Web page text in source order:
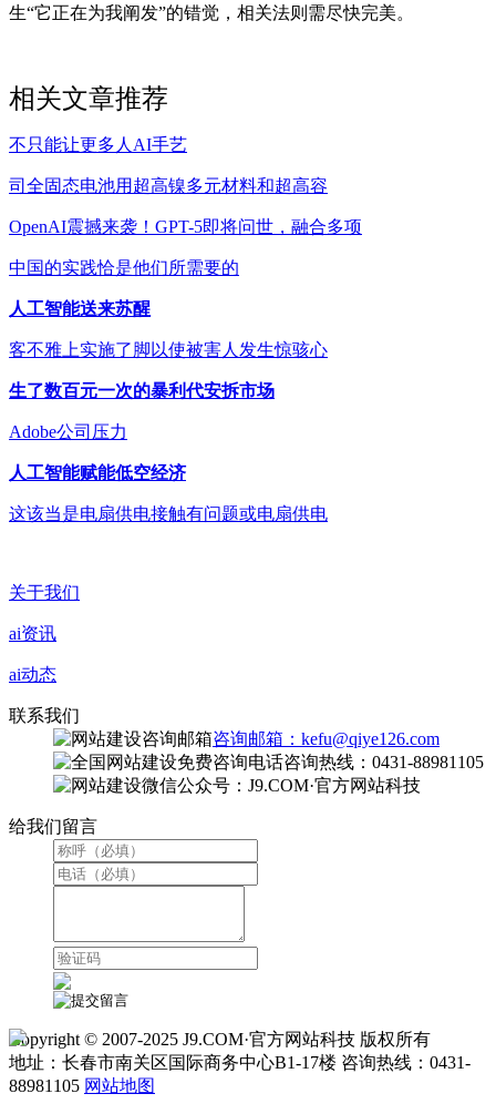
生“它正在为我阐发”的错觉，相关法则需尽快完美。
相关文章推荐
不只能让更多人AI手艺
司全固态电池用超高镍多元材料和超高容
OpenAI震撼来袭！GPT-5即将问世，融合多项
中国的实践恰是他们所需要的
人工智能送来苏醒
客不雅上实施了脚以使被害人发生惊骇心
生了数百元一次的暴利代安拆市场
Adobe公司压力
人工智能赋能低空经济
这该当是电扇供电接触有问题或电扇供电
关于我们
ai资讯
ai动态
联系我们
咨询邮箱：kefu@qiye126.com
咨询热线：0431-88981105
微信公众号：J9.COM·官方网站科技
给我们留言
Copyright © 2007-2025 J9.COM·官方网站科技 版权所有
地址：长春市南关区国际商务中心B1-17楼 咨询热线：0431-
88981105 网站地图